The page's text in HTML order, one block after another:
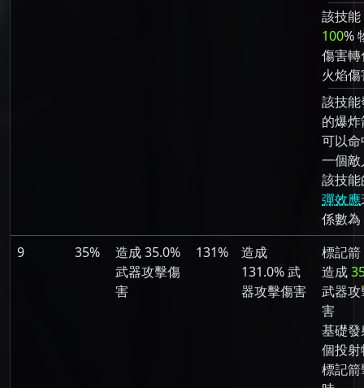
該技能
100%
傷害
火焰
該技
的爆
可以
一個敵
該技能
彈效應
係數為
9
35%
造成 35.0%
武器攻擊傷
害
131%
造成
131.0% 武
器攻擊傷害
標記箭
造成
武器
害
基礎發
個投射
標記